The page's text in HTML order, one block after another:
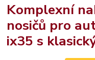
Komplexní
nosičů pro
ix35 s